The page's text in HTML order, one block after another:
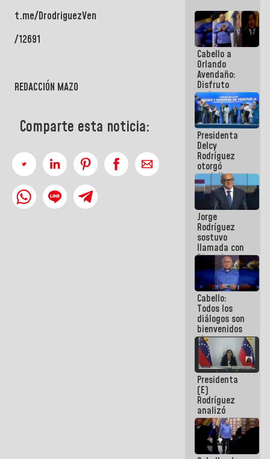
t.me/DrodriguezVen
/12691
REDACCIÓN MAZO
Comparte esta noticia:
Cabello a
Orlando
Avendaño:
Disfruto
cada vez
que escribes
porque lo
que haces
es
embarrarla
Presidenta
Delcy
Rodríguez
otorgó
medalla
"Héroe de
Venezuela"
a servidores
públicos
Jorge
Rodríguez
sostuvo
llamada con
Dinorah
Figuera y
acuerdan
primer
encuentro
presencial
para el
diálogo
Cabello:
Todos los
diálogos son
bienvenidos
siempre que
estén en el
marco de la
Constitución
de la
República
Presidenta
(E)
Rodríguez
analizó
junto a
gobernadores
planes de
recuperación